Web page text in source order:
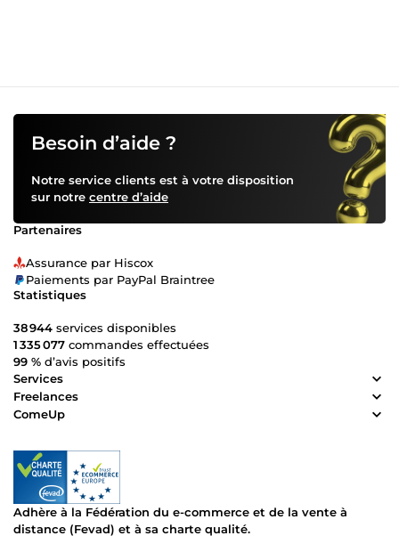
Besoin d’aide ?
Notre service clients est à votre disposition
sur notre centre d’aide
Partenaires
Assurance par Hiscox
Paiements par PayPal Braintree
Statistiques
38 944 services disponibles
1 335 077 commandes effectuées
99 % d’avis positifs
Services
Freelances
ComeUp
Adhère à la Fédération du e-commerce et de la vente à
distance (Fevad) et à sa charte qualité.